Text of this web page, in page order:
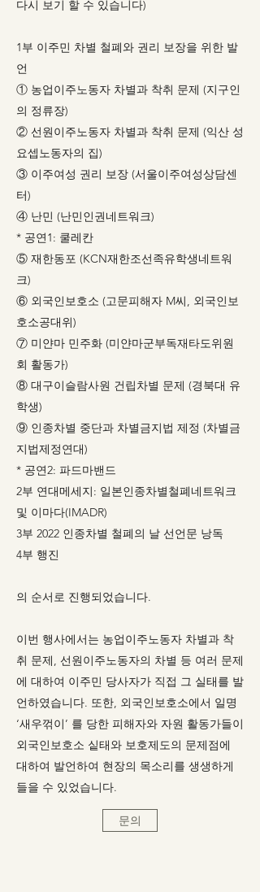
다시 보기 할 수 있습니다)
1부 이주민 차별 철폐와 권리 보장을 위한 발
언
① 농업이주노동자 차별과 착취 문제 (지구인
의 정류장)
② 선원이주노동자 차별과 착취 문제 (익산 성
요셉노동자의 집)
③ 이주여성 권리 보장 (서울이주여성상담센
터)
④ 난민 (난민인권네트워크)
* 공연1: 쿨레칸
⑤ 재한동포 (KCN재한조선족유학생네트워
크)
⑥ 외국인보호소 (고문피해자 M씨, 외국인보
호소공대위)
⑦ 미얀마 민주화 (미얀마군부독재타도위원
회 활동가)
⑧ 대구이슬람사원 건립차별 문제 (경북대 유
학생)
⑨ 인종차별 중단과 차별금지법 제정 (차별금
지법제정연대)
* 공연2: 파드마밴드
2부 연대메세지: 일본인종차별철폐네트워크
및 이마다(IMADR)
3부 2022 인종차별 철폐의 날 선언문 낭독
4부 행진
의 순서로 진행되었습니다.
이번 행사에서는 농업이주노동자 차별과 착
취 문제, 선원이주노동자의 차별 등 여러 문제
에 대하여 이주민 당사자가 직접 그 실태를 발
언하였습니다. 또한, 외국인보호소에서 일명
‘새우꺾이’ 를 당한 피해자와 자원 활동가들이
외국인보호소 싵태와 보호제도의 문제점에
대하여 발언하여 현장의 목소리를 생생하게
들을 수 있었습니다.
문의